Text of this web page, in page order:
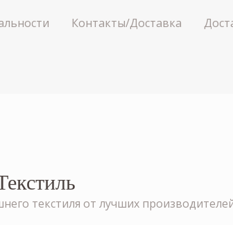
Контакты/Доставка
текстиля от лучших